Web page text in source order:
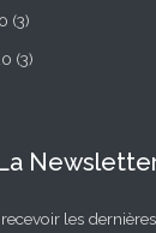
(3)
(3)
La
les